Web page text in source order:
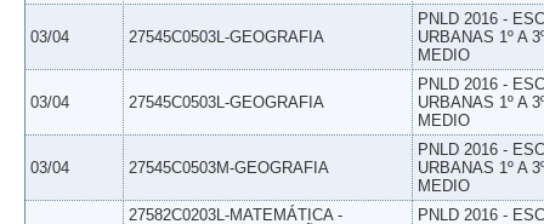
03/04 27545C0503L-GEOGRAFIA
PNLD 2016 -
URBANAS 1º A
MEDIO
03/04 27545C0503L-GEOGRAFIA
PNLD 2016 -
URBANAS 1º A
MEDIO
03/04 27545C0503M-GEOGRAFIA
PNLD 2016 -
URBANAS 1º A
MEDIO
27582C0203L-MATEMÁTICA -
PNLD 2016 -